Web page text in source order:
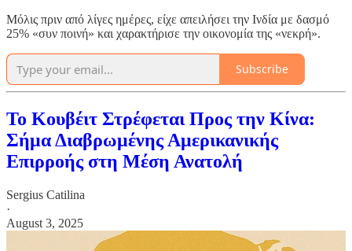
Μόλις πριν από λίγες ημέρες, είχε απειλήσει την Ινδία με δασμό
25% «συν ποινή» και χαρακτήρισε την οικονομία της «νεκρή».
Subscribe
Το Κουβέιτ Στρέφεται Προς την Κίνα:
Σήμα Διαβρωμένης Αμερικανικής
Επιρροής στη Μέση Ανατολή
Sergius Catilina
·
August 3, 2025